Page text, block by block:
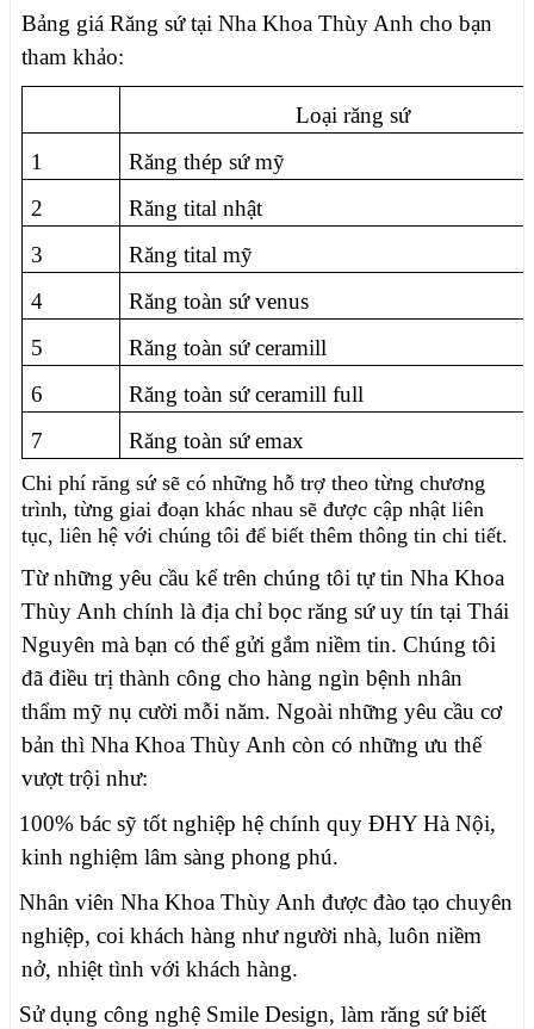
Bảng giá Răng sứ tại Nha Khoa Thùy Anh cho bạn
tham khảo:
Loại răng sứ
1
Răng thép sứ mỹ
2
Răng tital nhật
3
Răng tital mỹ
4
Răng toàn sứ venus
5
Răng toàn sứ ceramill
6
Răng toàn sứ ceramill full
7
Răng toàn sứ emax
Chi phí răng sứ sẽ có những hỗ trợ theo từng chương
trình, từng giai đoạn khác nhau sẽ được cập nhật liên
tục, liên hệ với chúng tôi để biết thêm thông tin chi tiết.
Từ những yêu cầu kể trên chúng tôi tự tin Nha Khoa
Thùy Anh chính là địa chỉ bọc răng sứ uy tín tại Thái
Nguyên mà bạn có thể gửi gắm niềm tin. Chúng tôi
đã điều trị thành công cho hàng ngìn bệnh nhân
thẩm mỹ nụ cười mỗi năm. Ngoài những yêu cầu cơ
bản thì Nha Khoa Thùy Anh còn có những ưu thế
vượt trội như:
100% bác sỹ tốt nghiệp hệ chính quy ĐHY Hà Nội,
kinh nghiệm lâm sàng phong phú.
Nhân viên Nha Khoa Thùy Anh được đào tạo chuyên
nghiệp, coi khách hàng như người nhà, luôn niềm
nở, nhiệt tình với khách hàng.
Sử dụng công nghệ Smile Design, làm răng sứ biết